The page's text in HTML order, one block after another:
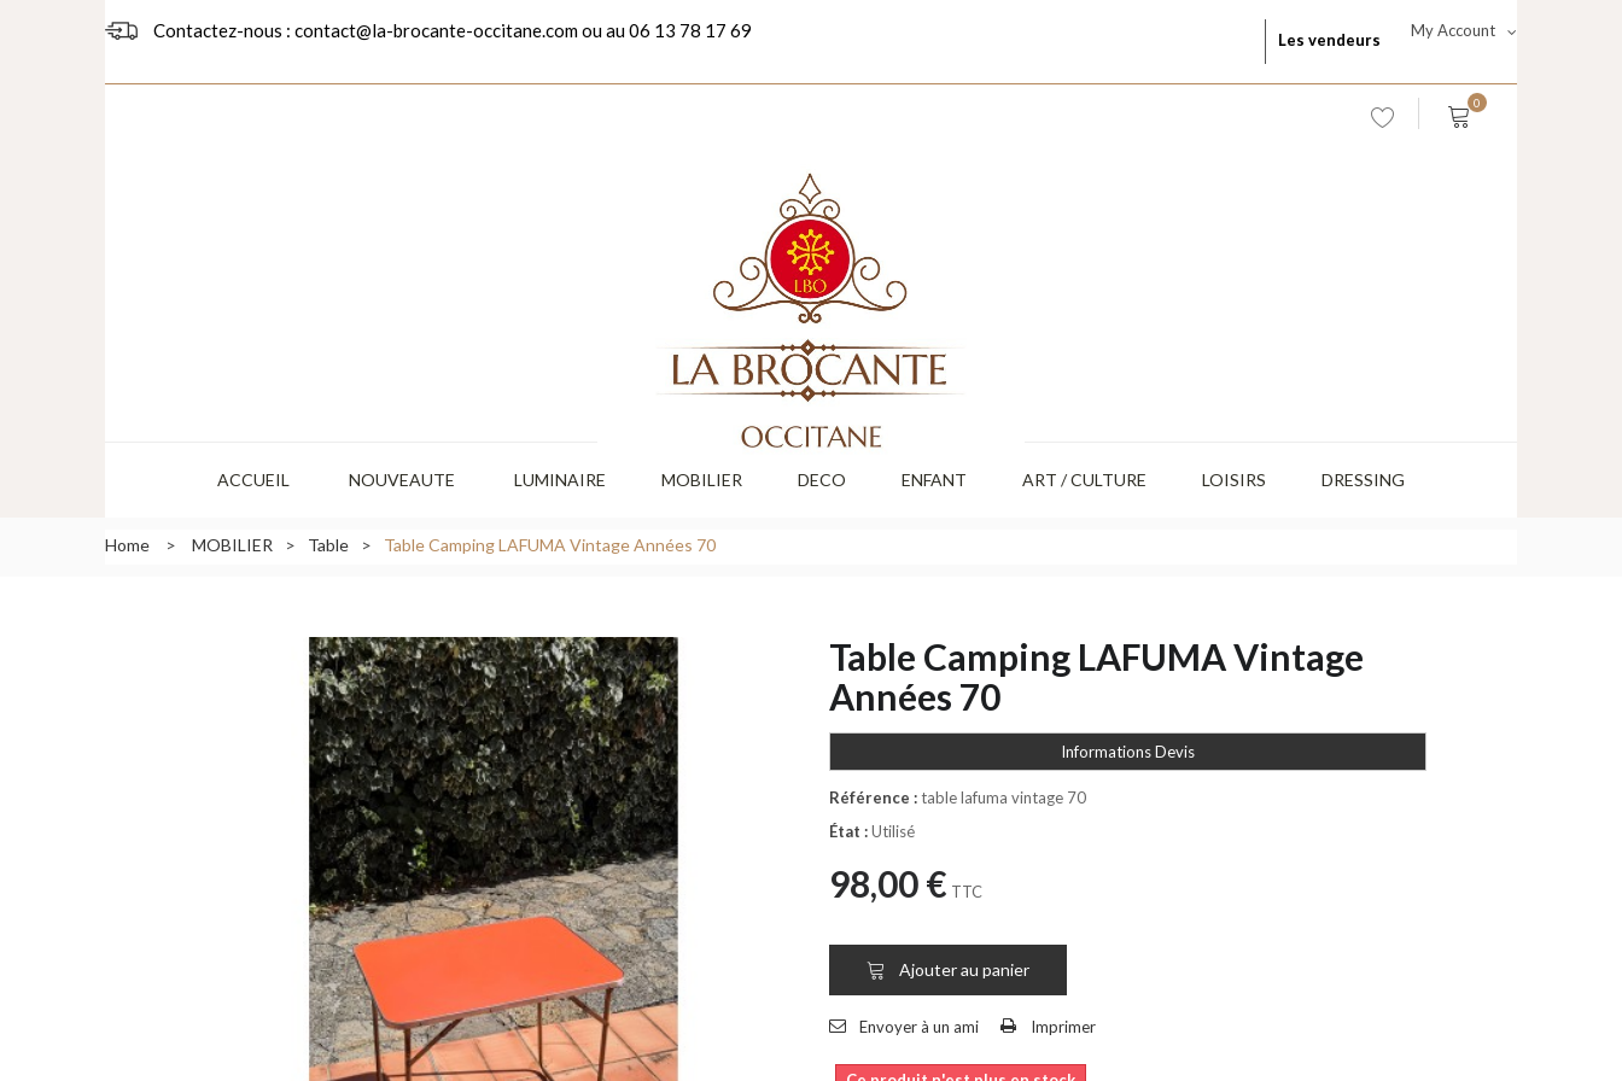
My Account
Contactez-nous : contact@la-brocante-occitane.com ou au 06 13 78 17 69 Les vendeurs
0
ACCUEIL NOUVEAUTE LUMINAIRE MOBILIER DECO ENFANT ART / CULTURE LOISIRS DRESSING
Home > MOBILIER > Table > Table Camping LAFUMA Vintage Années 70
Table Camping LAFUMA Vintage
Années 70
Informations Devis
Référence :table lafuma vintage 70
État :Utilisé
98,00 € TTC
Ajouter au panier
Envoyer à un ami Imprimer